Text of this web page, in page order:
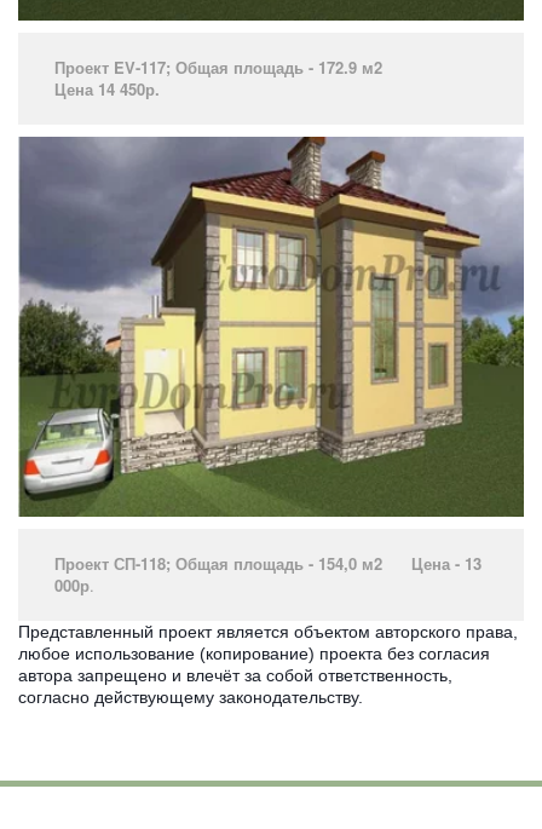
Проект EV-117; Общая площадь - 172.9 м2
Цена 14 450р.
Проект СП-118; Общая площадь - 154,0 м2 Цена - 13
000р.­
Представленный проект является объектом авторского права,
любое использование (копирование) проекта без согласия
автора запрещено и влечёт за собой ответственность,
согласно действующему законодательству.